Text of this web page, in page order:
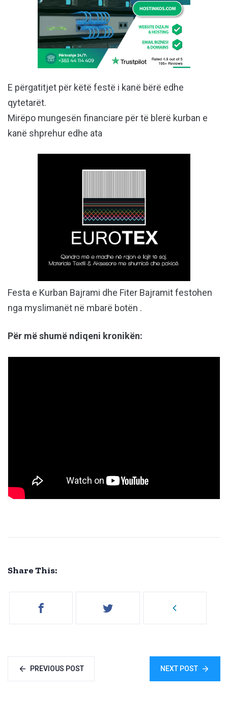
E përgatitjet për këtë festë i kanë bërë edhe
qytetarët.
Mirëpo mungesën financiare për të blerë kurban e
kanë shprehur edhe ata
Festa e Kurban Bajrami dhe Fiter Bajramit festohen
nga myslimanët në mbarë botën .
Për më shumë ndiqeni kronikën:
Share This:
PREVIOUS POST NEXT POST